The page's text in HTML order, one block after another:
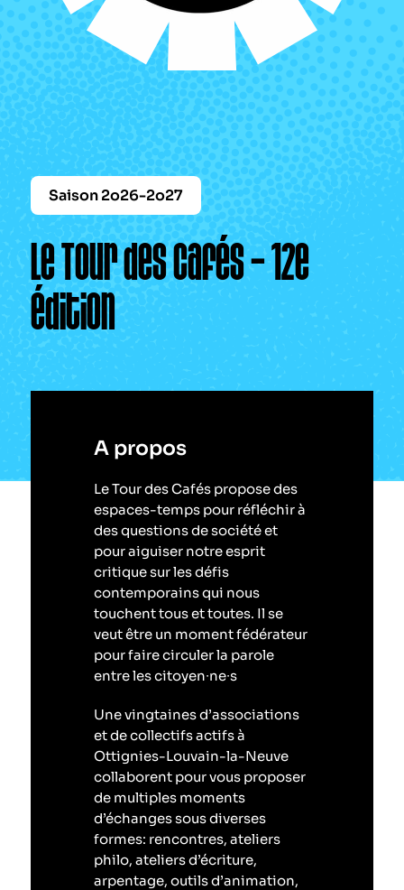
Le périodique
Saison 2o26-2o27
Le Tour des cafés – 12e
édition
A propos
Le Tour des Cafés propose des
espaces-temps pour réfléchir à
des questions de société et
pour aiguiser notre esprit
critique sur les défis
contemporains qui nous
touchent tous et toutes. Il se
veut être un moment fédérateur
pour faire circuler la parole
entre les citoyen∙ne∙s
Une vingtaines d’associations
et de collectifs actifs à
Ottignies-Louvain-la-Neuve
collaborent pour vous proposer
de multiples moments
d’échanges sous diverses
formes: rencontres, ateliers
philo, ateliers d’écriture,
arpentage, outils d’animation,